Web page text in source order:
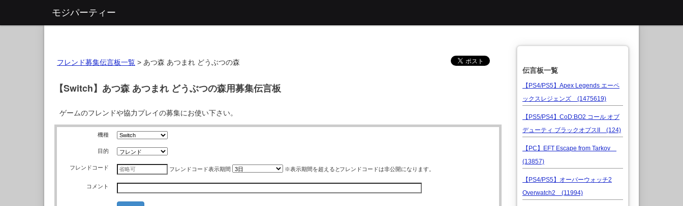
モジパーティー
フレンド募集伝言板一覧 > あつ森 あつまれ どうぶつの森
【Switch】あつ森 あつまれ どうぶつの森用募集伝言板
ゲームのフレンドや協力プレイの募集にお使い下さい。
機種
目的
フレンドコード フレンドコード表示期間 ※表示期間を超えるとフレンドコードは非公開になります。
コメント
伝言板一覧
【PS4/PS5】Apex Legends エーペ
ックスレジェンズ (1475619)
【PS5/PS4】CoD:BO2 コール オブ
デューティ ブラックオプスII (124)
【PC】EFT Escape from Tarkov
(13857)
【PS4/PS5】オーバーウォッチ2
Overwatch2 (11994)